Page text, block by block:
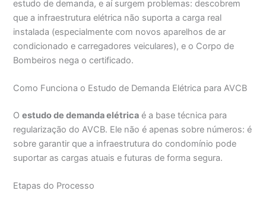
estudo de demanda, e aí surgem problemas: descobrem
que a infraestrutura elétrica não suporta a carga real
instalada (especialmente com novos aparelhos de ar
condicionado e carregadores veiculares), e o Corpo de
Bombeiros nega o certificado.
Como Funciona o Estudo de Demanda Elétrica para AVCB
Oestudo de demanda elétrica é a base técnica para
regularização do AVCB. Ele não é apenas sobre números: é
sobre garantir que a infraestrutura do condomínio pode
suportar as cargas atuais e futuras de forma segura.
Etapas do Processo